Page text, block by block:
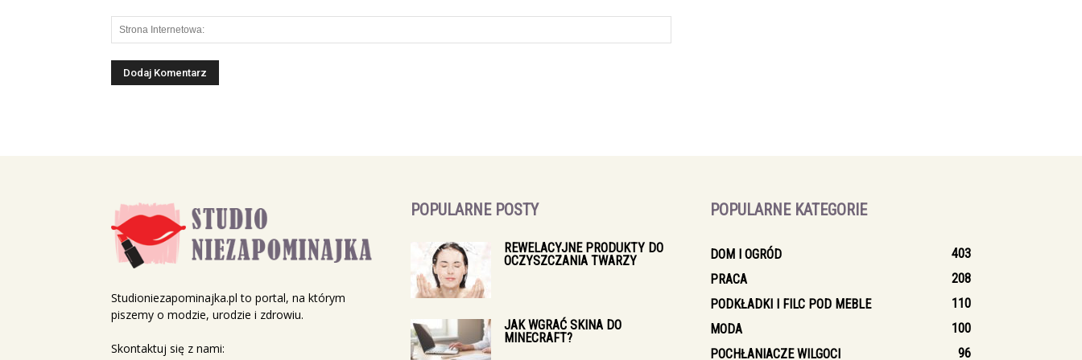
Studioniezapominajka.pl to portal, na którym
piszemy o modzie, urodzie i zdrowiu.
Skontaktuj się z nami:
POPULARNE POSTY
REWELACYJNE PRODUKTY DO
OCZYSZCZANIA TWARZY
JAK WGRAĆ SKINA DO
MINECRAFT?
POPULARNE KATEGORIE
DOM I OGRÓD
403
PRACA
208
PODKŁADKI I FILC POD MEBLE
110
MODA
100
POCHŁANIACZE WILGOCI
96